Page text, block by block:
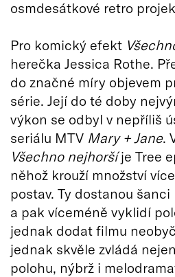
osmdesátkové retro
Pro komický efekt
herečka Jessica Rothe.
do značné míry objevem
série. Její do té doby
výkon se odbyl v nepříliš
seriálu MTV Mary + Jane.
Všechno nejhoršíje Tree
něhož krouží množství
postav. Ty dostanou
a pak víceméně vyklidí
jednak dodat filmu
jednak skvěle zvládá
polohu, nýbrž i